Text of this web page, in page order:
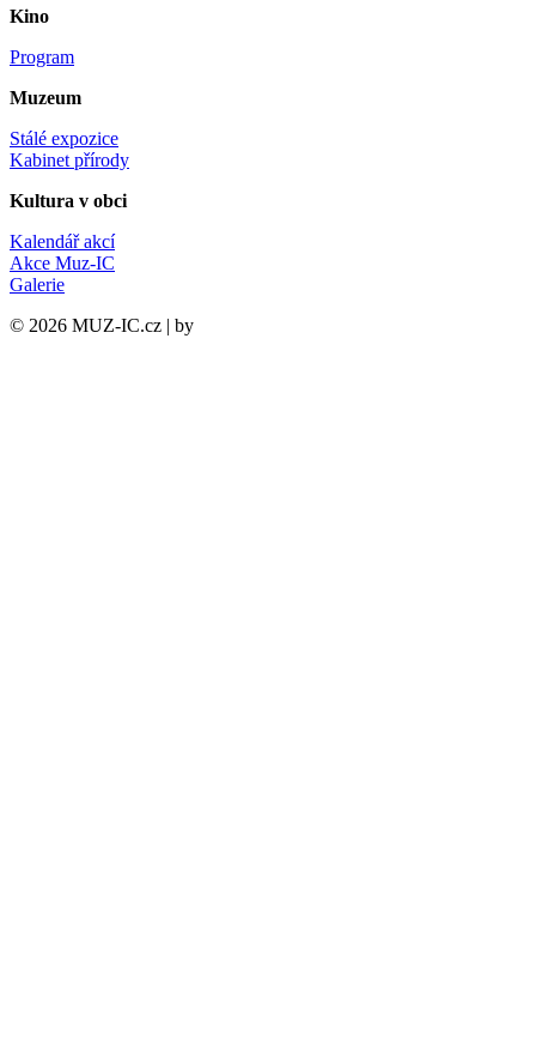
Kino
Program
Muzeum
Stálé expozice
Kabinet přírody
Kultura v obci
Kalendář akcí
Akce Muz-IC
Galerie
© 2026 MUZ-IC.cz | by